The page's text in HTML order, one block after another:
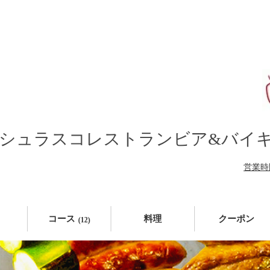
シュラスコレストランビア&バイ
営業
コース (12) 料理 クーポン